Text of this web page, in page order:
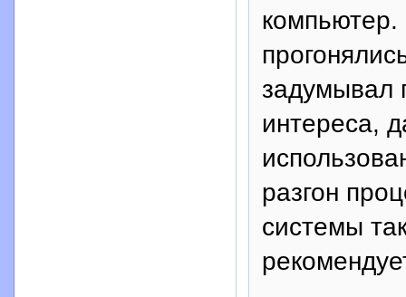
задумывал
интереса,
разгон
системы